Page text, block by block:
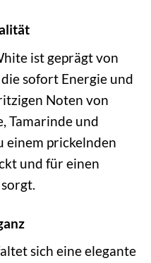
ist geprägt von
sofort Energie und
Noten von
Tamarinde und
einem prickelnden
und für einen
sich eine elegante